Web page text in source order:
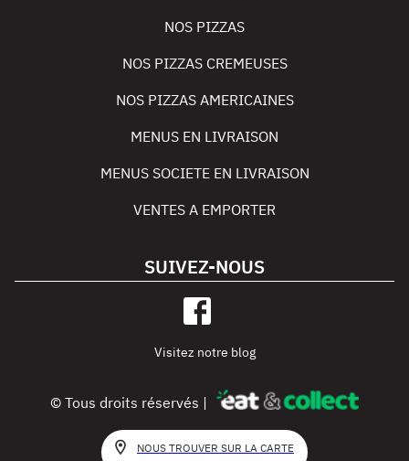
NOS PIZZAS
NOS PIZZAS CREMEUSES
NOS PIZZAS AMERICAINES
MENUS EN LIVRAISON
MENUS SOCIETE EN LIVRAISON
VENTES A EMPORTER
SUIVEZ-NOUS
Visitez notre blog
© Tous droits réservés |
NOUS TROUVER SUR LA CARTE